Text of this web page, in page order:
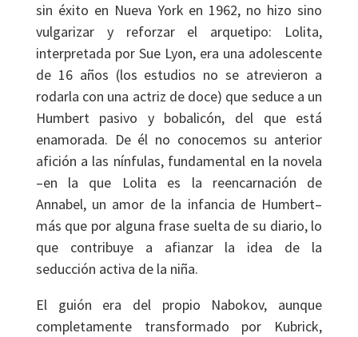
sin éxito en Nueva York en 1962, no hizo sino
vulgarizar y reforzar el arquetipo: Lolita,
interpretada por Sue Lyon, era una adolescente
de 16 años (los estudios no se atrevieron a
rodarla con una actriz de doce) que seduce a un
Humbert pasivo y bobalicón, del que está
enamorada. De él no conocemos su anterior
afición a las nínfulas, fundamental en la novela
–en la que Lolita es la reencarnación de
Annabel, un amor de la infancia de Humbert–
más que por alguna frase suelta de su diario, lo
que contribuye a afianzar la idea de la
seducción activa de la niña.
El guión era del propio Nabokov, aunque
completamente transformado por Kubrick,